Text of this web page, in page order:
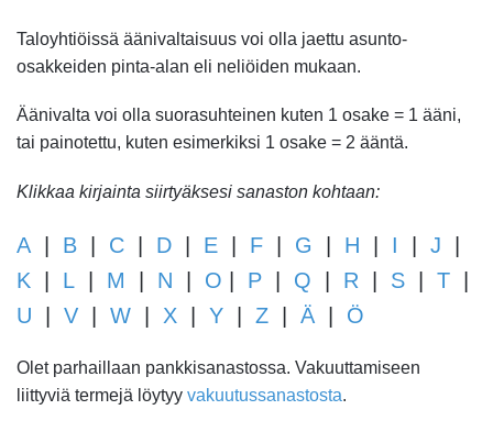
Taloyhtiöissä äänivaltaisuus voi olla jaettu asunto-
osakkeiden pinta-alan eli neliöiden mukaan.
Äänivalta voi olla suorasuhteinen kuten 1 osake = 1 ääni,
tai painotettu, kuten esimerkiksi 1 osake = 2 ääntä.
Klikkaa kirjainta siirtyäksesi sanaston kohtaan:
A | B | C | D | E | F | G | H | I | J |
K | L | M | N | O | P | Q | R | S | T |
U | V | W | X | Y | Z | Ä | Ö
Olet parhaillaan pankkisanastossa. Vakuuttamiseen
liittyviä termejä löytyy vakuutussanastosta.